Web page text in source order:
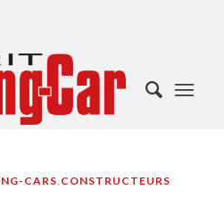
CARS, CONSTRUCTEURS